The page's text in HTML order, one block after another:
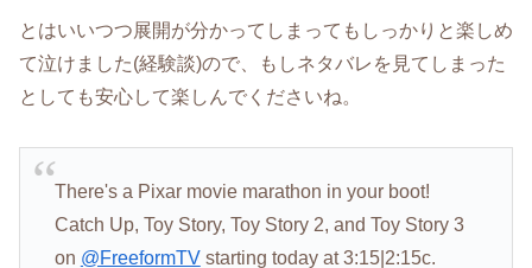
とはいいつつ展開が分かってしまってもしっかりと楽しめ
て泣けました(経験談)ので、もしネタバレを見てしまった
としても安心して楽しんでくださいね。
There's a Pixar movie marathon in your boot!
Catch Up, Toy Story, Toy Story 2, and Toy Story 3
on @FreeformTVstarting today at 3:15|2:15c.